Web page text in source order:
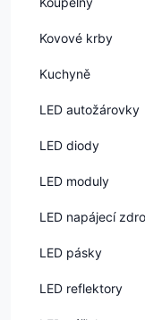
Kovové krby
Kuchyně
LED autožárovky
LED diody
LED moduly
LED napájecí
LED pásky
LED reflektory